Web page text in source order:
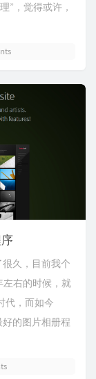
”，觉得或许，
久，目前我个
左右的时候，就
代，而如今
的图片相册程